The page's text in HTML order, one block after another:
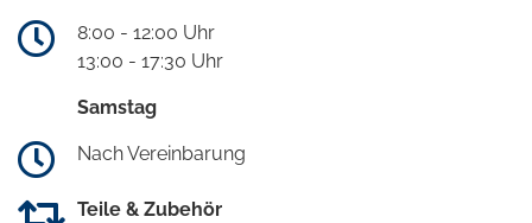
8:00 - 12:00 Uhr
13:00 - 17:30 Uhr
Samstag
Nach Vereinbarung
Teile & Zubehör